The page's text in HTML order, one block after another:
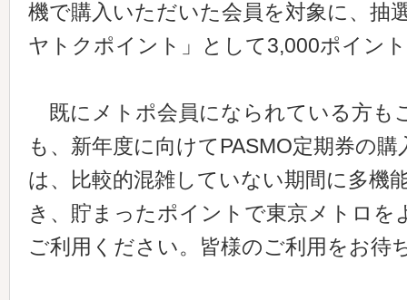
機で購入いただいた会員を対象に、抽
ヤトクポイント」として3,000ポイン
既にメトポ会員になられている方も
も、新年度に向けてPASMO定期券の
は、比較的混雑していない期間に多機
き、貯まったポイントで東京メトロを
ご利用ください。皆様のご利用をお待